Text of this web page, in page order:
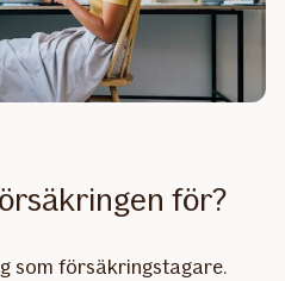
för?
som försäkringstagare.